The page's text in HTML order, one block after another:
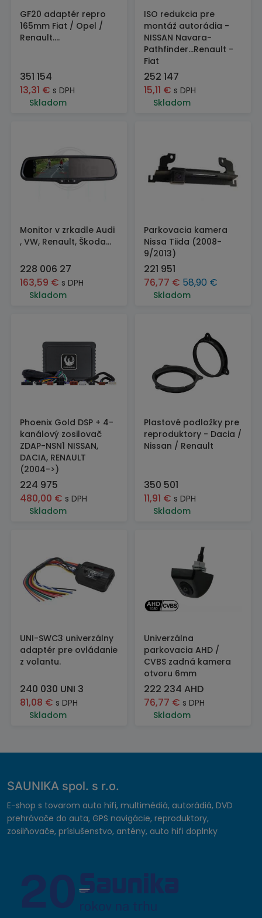
GF20 adaptér repro
165mm Fiat / Opel /
Renault....
351 154
13,31 € s DPH
Skladom
ISO redukcia pre
montáž autorádia -
NISSAN Navara-
Pathfinder...Renault -
Fiat
252 147
15,11 € s DPH
Skladom
Monitor v zrkadle Audi
, VW, Renault, Škoda...
228 006 27
163,59 € s DPH
Skladom
Parkovacia kamera
Nissa Tiida (2008-
9/2013)
221 951
76,77 € 58,90 €
Skladom
Phoenix Gold DSP + 4-
kanálový zosilovač
ZDAP-NSN1 NISSAN,
DACIA, RENAULT
(2004->)
224 975
480,00 € s DPH
Skladom
Plastové podložky pre
reproduktory - Dacia /
Nissan / Renault
350 501
11,91 € s DPH
Skladom
UNI-SWC3 univerzálny
adaptér pre ovládanie
z volantu.
240 030 UNI 3
81,08 € s DPH
Skladom
Univerzálna
parkovacia AHD /
CVBS zadná kamera
otvoru 6mm
222 234 AHD
76,77 € s DPH
Skladom
SAUNIKA spol. s r.o.
E-shop s tovarom auto hifi, multimédiá, autorádiá, DVD
prehrávače do auta, GPS navigácie, reproduktory,
zosilňovače, príslušenstvo, antény, auto hifi doplnky